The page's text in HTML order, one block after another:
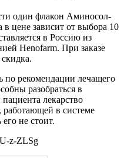
один флакон Аминосол-
цене зависит от выбора 10
в Россию из
Henofarm. При заказе
по рекомендации лечащего
разобраться в
лекарство
работающей в системе
не стоит.
z-ZLSg